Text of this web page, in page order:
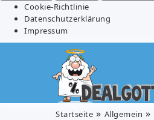
Cookie-Richtlinie
Datenschutzerklärung
Impressum
Startseite Allgemein